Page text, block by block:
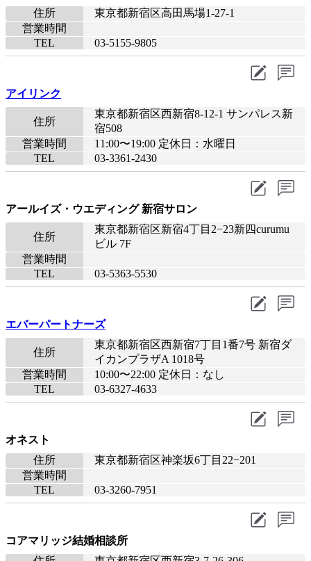
住所
東京都新宿区高田馬場1-27-1
営業時間
TEL
03-5155-9805
アイリンク
住所
東京都新宿区西新宿8-12-1 サンパレス新
宿508
営業時間
11:00〜19:00 定休日：水曜日
TEL
03-3361-2430
アールイズ・ウエディング 新宿サロン
住所
東京都新宿区新宿4丁目2−23新四curumu
ビル 7F
営業時間
TEL
03-5363-5530
エバーパートナーズ
住所
東京都新宿区西新宿7丁目1番7号 新宿ダ
イカンプラザA 1018号
営業時間
10:00〜22:00 定休日：なし
TEL
03-6327-4633
オネスト
住所
東京都新宿区神楽坂6丁目22−201
営業時間
TEL
03-3260-7951
コアマリッジ結婚相談所